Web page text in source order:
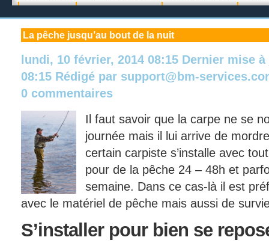
La pêche jusqu’au bout de la nuit
lundi, 10 février, 2014 08:15 Dernier mise
08:15 Rédigé par support@bm-
0 commentaires
Il faut savoir que la carpe ne se
journée mais il lui arrive de
certain carpiste s’installe avec
pour de la pêche 24 – 48h et
semaine. Dans ce cas-là il est
avec le matériel de pêche mais aussi de
S’installerpour bien se